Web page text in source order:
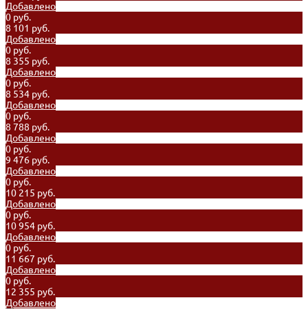
Добавлено
0 руб.
8 101 руб.
Добавлено
0 руб.
8 355 руб.
Добавлено
0 руб.
8 534 руб.
Добавлено
0 руб.
8 788 руб.
Добавлено
0 руб.
9 476 руб.
Добавлено
0 руб.
10 215 руб.
Добавлено
0 руб.
10 954 руб.
Добавлено
0 руб.
11 667 руб.
Добавлено
0 руб.
12 355 руб.
Добавлено